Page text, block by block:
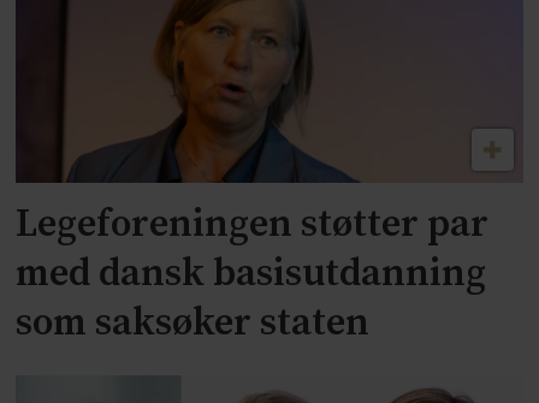
Legeforeningen støtter par
med dansk basisutdanning
som saksøker staten